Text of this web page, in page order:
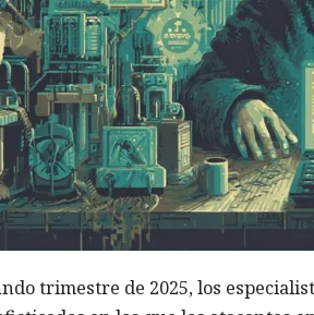
trimestre de 2025, los